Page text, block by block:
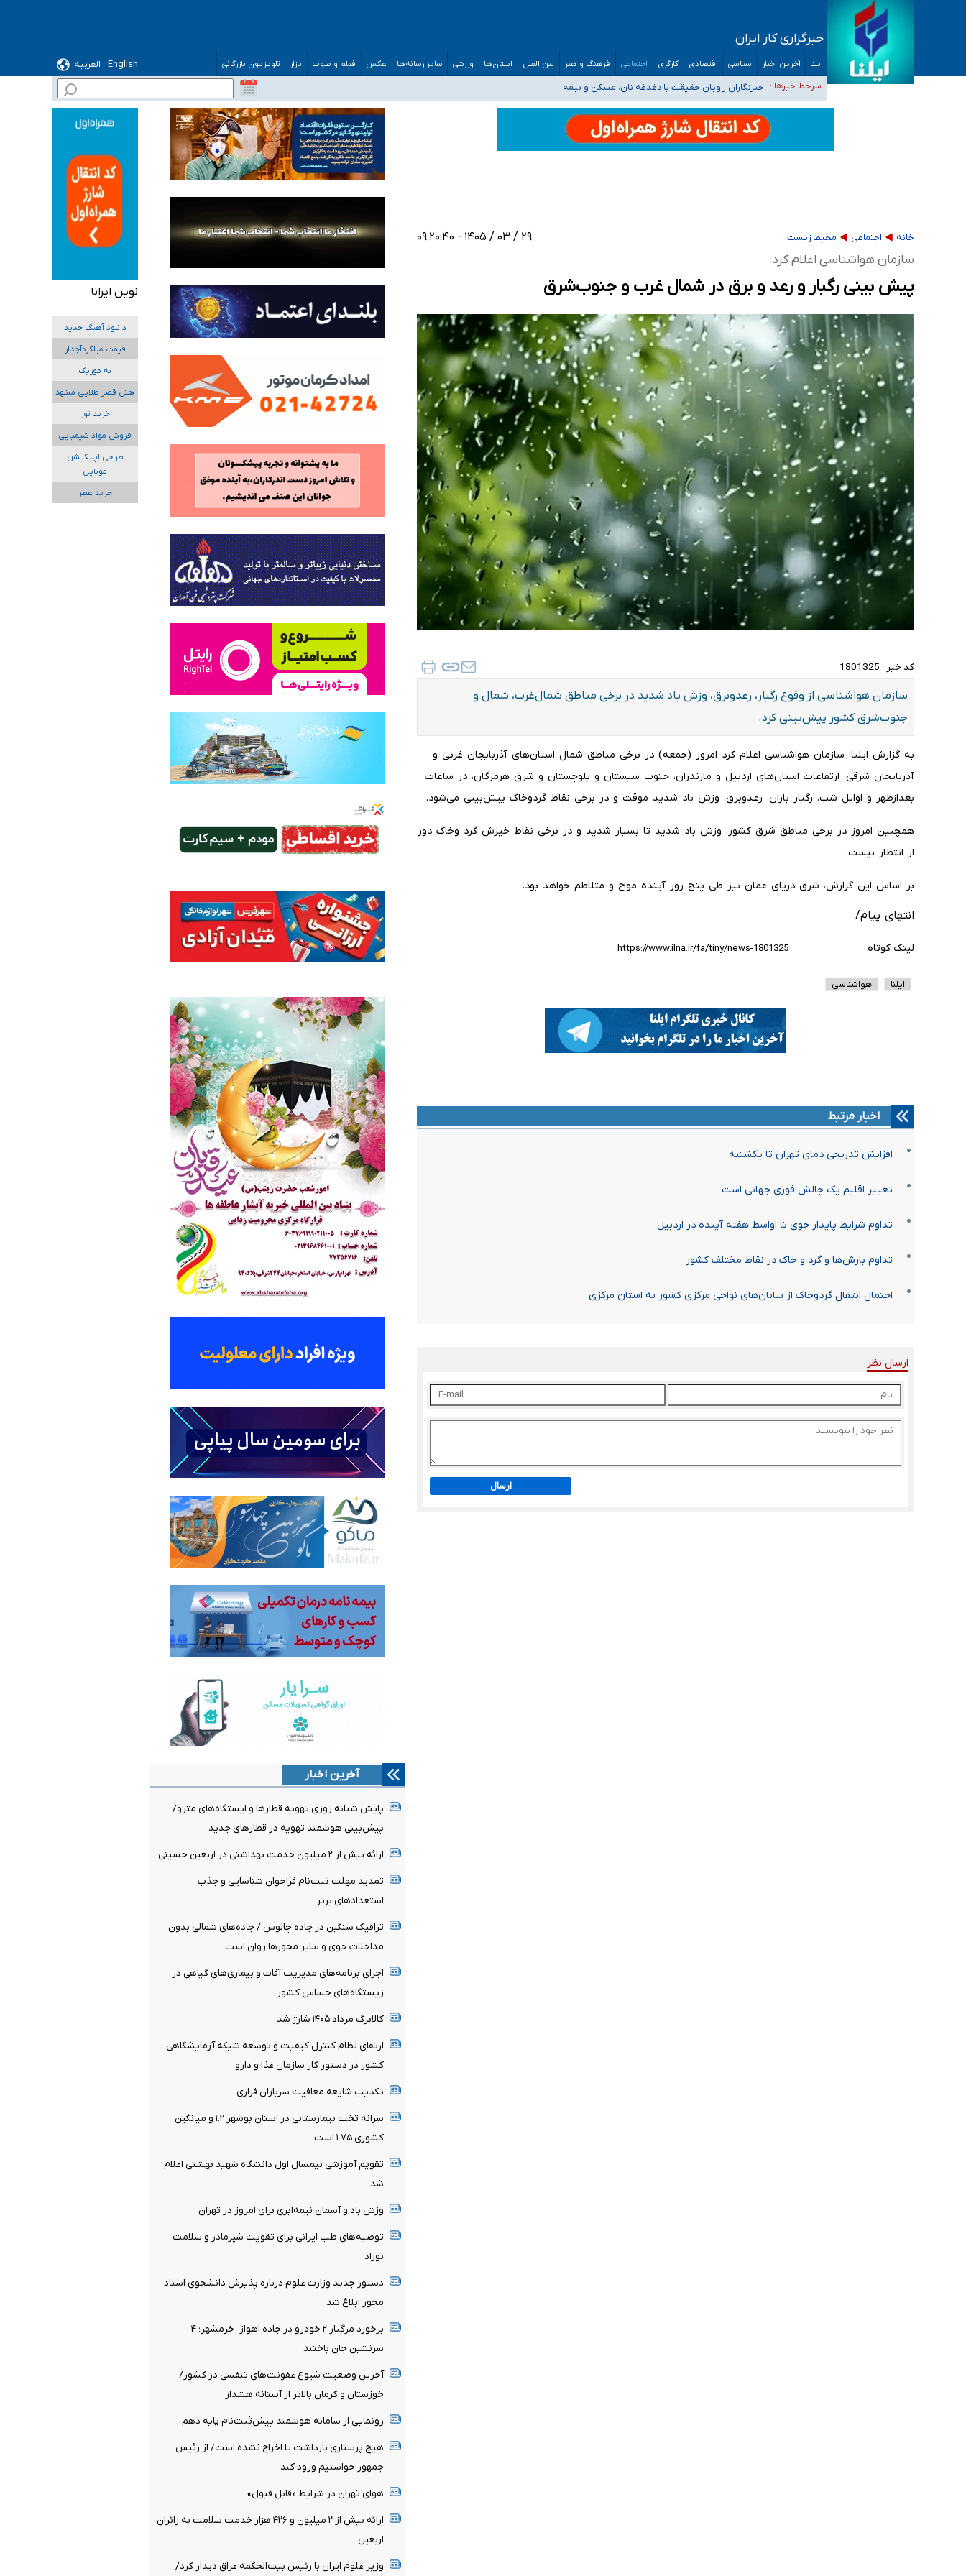
خبرگزاری کار ایران
ایلنا آخرین اخبار سیاسی اقتصادی کارگری اجتماعی فرهنگ و هنر بین الملل استان‌ها ورزشی سایر رسانه‌ها عکس فیلم و صوت بازار تلویزیون بازرگانی English
العربیه
سرخط خبرها :
تعویق آزمون ورودی دکترای تخصصی فرماندهی صحنه عملیات و دکترای تخصصی جغرافیای نظامی دافوس آجا
خبرنگاران راویان حقیقت با دغدغه نان، مسکن و بیمه
آخرین وضعیت شیوع عفونت‌های تنفسی در کشور/ خوزستان و کرمان بالاتر از آستانه هشدار
هیچ پرستاری بازداشت یا اخراج نشده است/ از رئیس جمهور خواستیم ورود کند
ثبت‌نام بخش عمده دانش‌آموزان مدارس ایرانی امارات در کشور/ درباره محصلان باقی‌مانده در دبی متناسب با شرایط جدید تصمیم‌گیری می‌شود
خانه اجتماعی محیط زیست ۲۹ / ۰۳ / ۱۴۰۵ - ۰۹:۲۰:۴۰
سازمان هواشناسی اعلام کرد:
پیش بینی رگبار و رعد و برق در شمال غرب و جنوب‌شرق
کد خبر : 1801325
سازمان هواشناسی از وقوع رگبار، رعدوبرق، وزش باد شدید در برخی مناطق شمال‌غرب، شمال و
جنوب‌شرق کشور پیش‌بینی کرد.
به گزارش ایلنا، سازمان هواشناسی اعلام کرد امروز (جمعه) در برخی مناطق شمال استان‌های آذربایجان غربی و
آذربایجان شرقی، ارتفاعات استان‌های اردبیل و مازندران، جنوب سیستان و بلوچستان و شرق هرمزگان، در ساعات
بعدازظهر و اوایل شب، رگبار باران، رعدوبرق، وزش باد شدید موقت و در برخی نقاط گردوخاک پیش‌بینی می‌شود.
همچنین امروز در برخی مناطق شرق کشور، وزش باد شدید تا بسیار شدید و در برخی نقاط خیزش گرد وخاک دور
از انتظار نیست.
بر اساس این گزارش، شرق دریای عمان نیز طی پنج روز آینده مواج و متلاطم خواهد بود.
انتهای پیام/
لینک کوتاه
ایلنا هواشناسی
اخبار مرتبط
افزایش تدریجی دمای تهران تا یکشنبه
تغییر اقلیم یک چالش فوری جهانی است
تداوم شرایط پایدار جوی تا اواسط هفته آینده در اردبیل
تداوم بارش‌ها و گرد و خاک در نقاط مختلف کشور
احتمال انتقال گردوخاک از بیابان‌های نواحی مرکزی کشور به استان مرکزی
ارسال نظر
ارسال
آخرین اخبار
پایش شبانه روزی تهویه قطارها و ایستگاه‌های مترو/
پیش‌بینی هوشمند تهویه در قطارهای جدید
ارائه بیش از ۲ میلیون خدمت بهداشتی در اربعین حسینی
تمدید مهلت ثبت‌نام فراخوان شناسایی و جذب
استعدادهای برتر
ترافیک سنگین در جاده چالوس / جاده‌های شمالی بدون
مداخلات جوی و سایر محورها روان است
اجرای برنامه‌های مدیریت آفات و بیماری‌های گیاهی در
زیستگاه‌های حساس کشور
کالابرگ مرداد ۱۴۰۵ شارژ شد
ارتقای نظام کنترل کیفیت و توسعه شبکه آزمایشگاهی
کشور در دستور کار سازمان غذا و دارو
تکذیب شایعه معافیت سربازان فراری
سرانه تخت بیمارستانی در استان بوشهر ۱.۲ و میانگین
کشوری ۱.۷۵ است
تقویم آموزشی نیمسال اول دانشگاه شهید بهشتی اعلام
شد
وزش باد و آسمان نیمه‌ابری برای امروز در تهران
توصیه‌های طب ایرانی برای تقویت شیرمادر و سلامت
نوزاد
دستور جدید وزارت علوم درباره پذیرش دانشجوی استاد
محور ابلاغ شد
برخورد مرگبار ۲ خودرو در جاده اهواز–خرمشهر؛ ۴
سرنشین جان باختند
آخرین وضعیت شیوع عفونت‌های تنفسی در کشور/
خوزستان و کرمان بالاتر از آستانه هشدار
رونمایی از سامانه هوشمند پیش‌ثبت‌نام پایه دهم
هیچ پرستاری بازداشت یا اخراج نشده است/ از رئیس
جمهور خواستیم ورود کند
هوای تهران در شرایط «قابل قبول»
ارائه بیش از ۲ میلیون و ۴۲۶ هزار خدمت سلامت به زائران
اربعین
وزیر علوم ایران با رئیس بیت‌الحکمه عراق دیدار کرد/
نوین ایرانا
دانلود آهنگ جدید
قیمت میلگردآجدار
به موزیک
هتل قصر طلایی مشهد
خرید تور
فروش مواد شیمیایی
طراحی اپلیکیشن
موبایل
خرید عطر